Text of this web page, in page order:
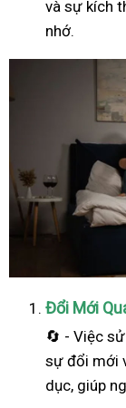
và sự kích
nhớ.
Đổi Mới
🔄 - Việc
sự đổi mới
dục, giúp